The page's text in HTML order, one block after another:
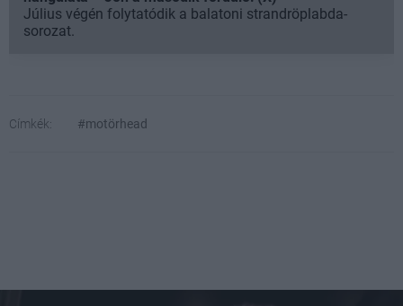
Július végén folytatódik a balatoni strandröplabda-
sorozat.
Címkék: #motörhead